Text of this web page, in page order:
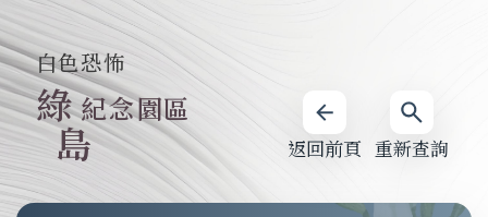
重新查詢
返回前頁
白色恐怖
綠
島
紀念園區